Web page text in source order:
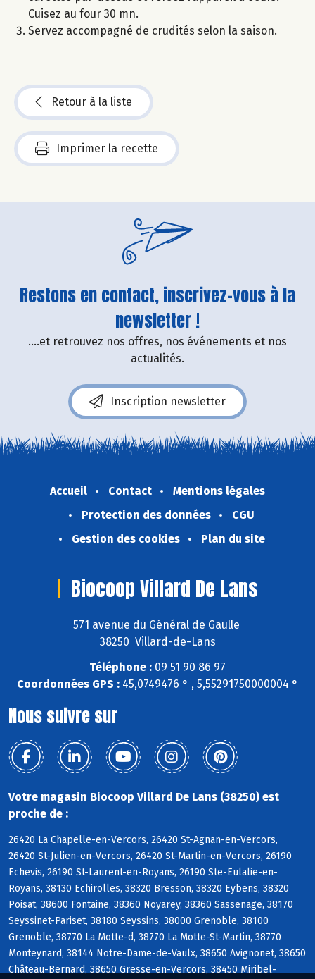
Cuisez au four 30 mn.
Servez accompagné de crudités selon la saison.
Retour à la liste
Imprimer la recette
Restons en contact, inscrivez-vous à la
newsletter !
....et retrouvez nos offres, nos événements et nos
actualités.
Inscription newsletter
Accueil Contact
Mentions légales
Protection des données
CGU
Gestion des cookies
Plan du site
Biocoop Villard De Lans
571 avenue du Général de Gaulle
38250 Villard-de-Lans
Téléphone : 09 51 90 86 97
Coordonnées GPS : 45,0749476 ° , 5,55291750000004 °
Nous suivre sur
Votre magasin Biocoop Villard De Lans (38250) est
proche de :
26420 La Chapelle-en-Vercors, 26420 St-Agnan-en-Vercors,
26420 St-Julien-en-Vercors, 26420 St-Martin-en-Vercors, 26190
Echevis, 26190 St-Laurent-en-Royans, 26190 Ste-Eulalie-en-
Royans, 38130 Echirolles, 38320 Bresson, 38320 Eybens, 38320
Poisat, 38600 Fontaine, 38360 Noyarey, 38360 Sassenage, 38170
Seyssinet-Pariset, 38180 Seyssins, 38000 Grenoble, 38100
Grenoble, 38770 La Motte-d, 38770 La Motte-St-Martin, 38770
Monteynard, 38144 Notre-Dame-de-Vaulx, 38650 Avignonet, 38650
Château-Bernard, 38650 Gresse-en-Vercors, 38450 Miribel-